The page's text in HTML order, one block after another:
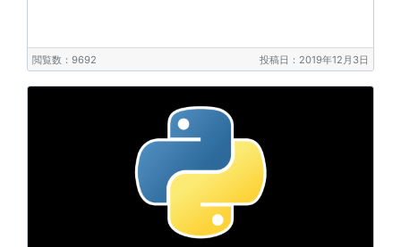
閲覧数：9692 投稿日：2019年12月3日